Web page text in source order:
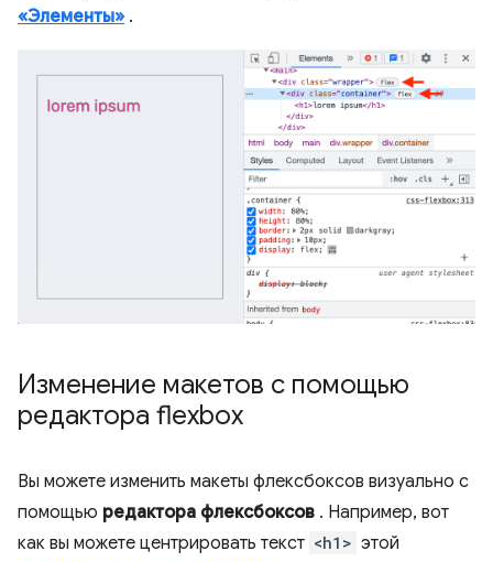
«Элементы» .
Изменение макетов с помощью
редактора flexbox
Вы можете изменить макеты флексбоксов визуально с
помощью редактора флексбоксов . Например, вот
как вы можете центрировать текст <h1> этой